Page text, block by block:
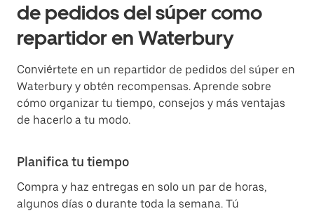
de pedidos del súper como
repartidor en Waterbury
Conviértete en un repartidor de pedidos del súper en
Waterbury y obtén recompensas. Aprende sobre
cómo organizar tu tiempo, consejos y más ventajas
de hacerlo a tu modo.
Planifica tu tiempo
Compra y haz entregas en solo un par de horas,
algunos días o durante toda la semana. Tú